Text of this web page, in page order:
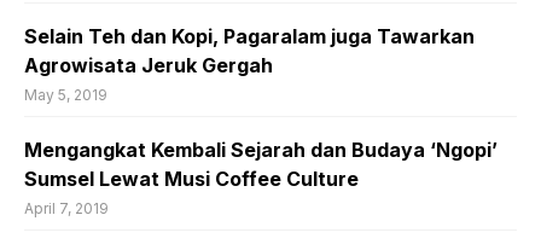
Selain Teh dan Kopi, Pagaralam juga Tawarkan
Agrowisata Jeruk Gergah
May 5, 2019
Mengangkat Kembali Sejarah dan Budaya ‘Ngopi’
Sumsel Lewat Musi Coffee Culture
April 7, 2019